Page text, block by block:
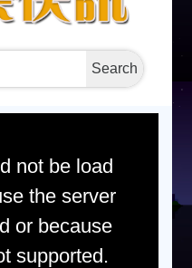
Search
not be load
the server
or because
supported.